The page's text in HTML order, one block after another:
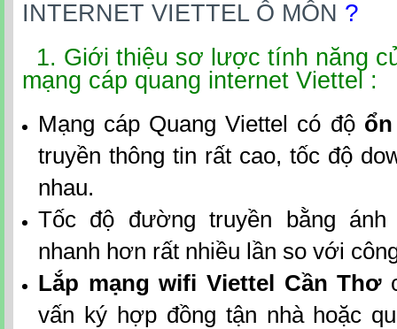
INTERNET VIETTEL Ô MÔN ?
1. Giới thiệu sơ lược tính năng
mạng cáp quang internet Viettel :
Mạng cáp Quang Viettel có độ
truyền thông tin rất cao, tốc độ
nhau.
Tốc độ đường truyền bằng
nhanh hơn rất nhiều lần so với
Lắp mạng wifi Viettel Cần Thơ
vấn ký hợp đồng tận nhà hoặc